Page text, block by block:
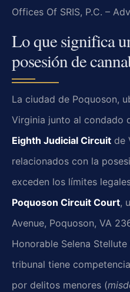
Offices Of SRIS, P.C. –
Lo que significa
posesión de
La ciudad de Poquoson,
Virginia junto al condado
Eighth Judicial Circuit de
relacionados con la
exceden los límites
Poquoson Circuit Court,
Avenue, Poquoson, VA
Honorable Selena
tribunal tiene
por delitos menores (